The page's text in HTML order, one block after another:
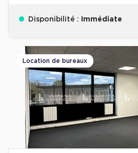
Disponibilité : Immédiate
Location de bureaux